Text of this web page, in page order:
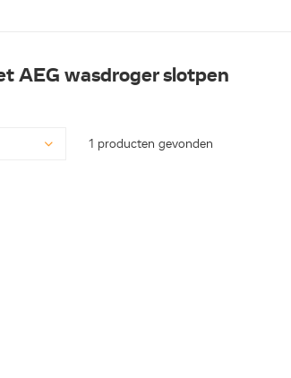
AEG wasdroger slotpen
1 producten gevonden